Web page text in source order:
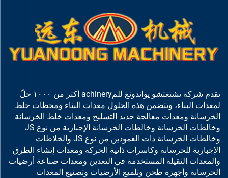
تقدم شركة تشنغتشو يواندونغ للمachinery أكثر من ١٠٠٠ حلّ
لمعدات البناء، وتتضمن هذه الحلول معدات البناء ومحطات خلط
الخرسانة ومعدات معالجة حديد التسليح ومعدات خلط الخرسانة
وخالطات الخرسانة وخالطات الخرسانة الإجبارية من نوع JS
وخالطات الخرسانة ذات العمودين من نوع JS والخلاطات
الإجبارية للخرسانة وكاسرات ذاتية الحركة ومعدات إنشاء الطرق
والمعدات الثقيلة المستخدمة في التعدين ومعدات صناعة أرضيات
الخرسانة وأجهزة طحن وتلميع الأرضيات وتصنيع المعدات